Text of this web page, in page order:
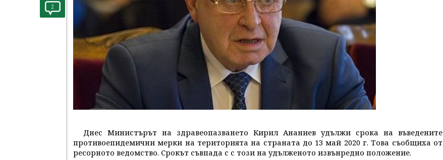
2
Днес Министърът на здравеопазването Кирил Ананиев удължи срока на въведените
противоепидемични мерки на територията на страната до 13 май 2020 г. Това съобщиха от
ресорното ведомство. Срокът съвпада с с този на удълженото извънредно положение.